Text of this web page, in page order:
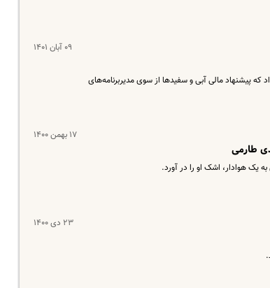
۰۹ آبان ۱۴۰۱
که پیشنهاد مالی آبی و سفیدها از سوی مدیربرنامه‌های
۱۷ بهمن ۱۴۰۰
طارمی
یک هوادار، اشک او را در آورد.
۲۳ دی ۱۴۰۰